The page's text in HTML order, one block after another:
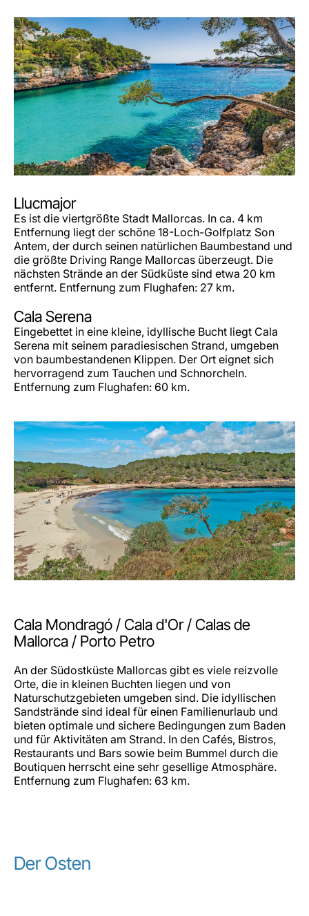
Llucmajor
Es ist die viertgrößte Stadt Mallorcas. In ca. 4 km
Entfernung liegt der schöne 18-Loch-Golfplatz Son
Antem, der durch seinen natürlichen Baumbestand und
die größte Driving Range Mallorcas überzeugt. Die
nächsten Strände an der Südküste sind etwa 20 km
entfernt. Entfernung zum Flughafen: 27 km.
Cala Serena
Eingebettet in eine kleine, idyllische Bucht liegt Cala
Serena mit seinem paradiesischen Strand, umgeben
von baumbestandenen Klippen. Der Ort eignet sich
hervorragend zum Tauchen und Schnorcheln.
Entfernung zum Flughafen: 60 km.
Cala Mondragó / Cala d'Or / Calas de
Mallorca / Porto Petro
An der Südostküste Mallorcas gibt es viele reizvolle
Orte, die in kleinen Buchten liegen und von
Naturschutzgebieten umgeben sind. Die idyllischen
Sandstrände sind ideal für einen Familienurlaub und
bieten optimale und sichere Bedingungen zum Baden
und für Aktivitäten am Strand. In den Cafés, Bistros,
Restaurants und Bars sowie beim Bummel durch die
Boutiquen herrscht eine sehr gesellige Atmosphäre.
Entfernung zum Flughafen: 63 km.
Der Osten